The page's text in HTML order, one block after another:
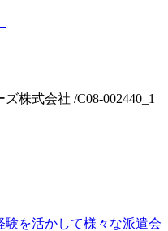
株式会社 /C08-002440_1
を活かして様々な派遣会